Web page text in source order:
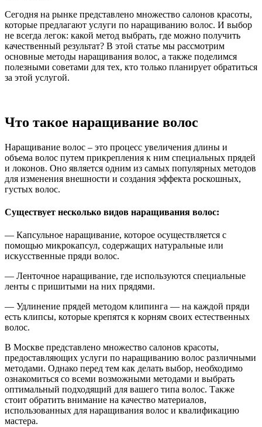
Сегодня на рынке представлено множество салонов красоты,
которые предлагают услуги по наращиванию волос. И выбор
не всегда легок: какой метод выбрать, где можно получить
качественный результат? В этой статье мы рассмотрим
основные методы наращивания волос, а также поделимся
полезными советами для тех, кто только планирует обратиться
за этой услугой.
Что такое наращивание волос
Наращивание волос – это процесс увеличения длины и
объема волос путем прикрепления к ним специальных прядей
и локонов. Оно является одним из самых популярных методов
для изменения внешности и создания эффекта роскошных,
густых волос.
Существует несколько видов наращивания волос:
— Капсульное наращивание, которое осуществляется с
помощью микрокапсул, содержащих натуральные или
искусственные пряди волос.
— Ленточное наращивание, где используются специальные
ленты с пришитыми на них прядями.
— Удлинение прядей методом клипинга — на каждой пряди
есть клипсы, которые крепятся к корням своих естественных
волос.
В Москве представлено множество салонов красоты,
предоставляющих услуги по наращиванию волос различными
методами. Однако перед тем как делать выбор, необходимо
ознакомиться со всеми возможными методами и выбрать
оптимальный подходящий для вашего типа волос. Также
стоит обратить внимание на качество материалов,
использованных для наращивания волос и квалификацию
мастера.